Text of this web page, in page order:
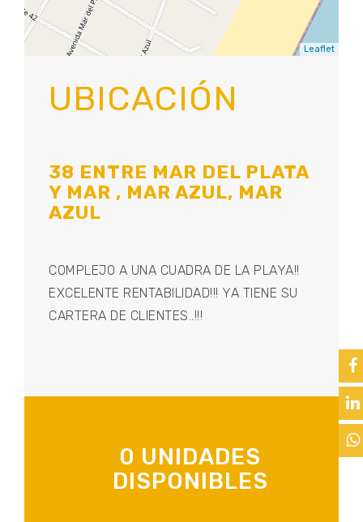
Leaflet
UBICACIÓN
38 ENTRE MAR DEL PLATA
Y MAR , MAR AZUL, MAR
AZUL
COMPLEJO A UNA CUADRA DE LA PLAYA!!
EXCELENTE RENTABILIDAD!!! YA TIENE SU
CARTERA DE CLIENTES..!!!
0 UNIDADES
DISPONIBLES